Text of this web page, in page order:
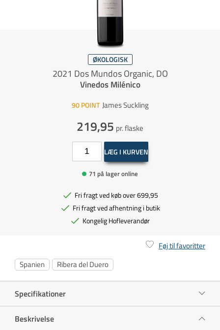
ØKOLOGISK
2021 Dos Mundos Organic, DO
Vinedos Milénico
90 POINT James Suckling
219,95 pr. flaske
LÆG I KURVEN
71 på lager online
Fri fragt ved køb over 699,95
Fri fragt ved afhentning i butik
Kongelig Hofleverandør
Føj til favoritter
Spanien
Ribera del Duero
Specifikationer
Beskrivelse